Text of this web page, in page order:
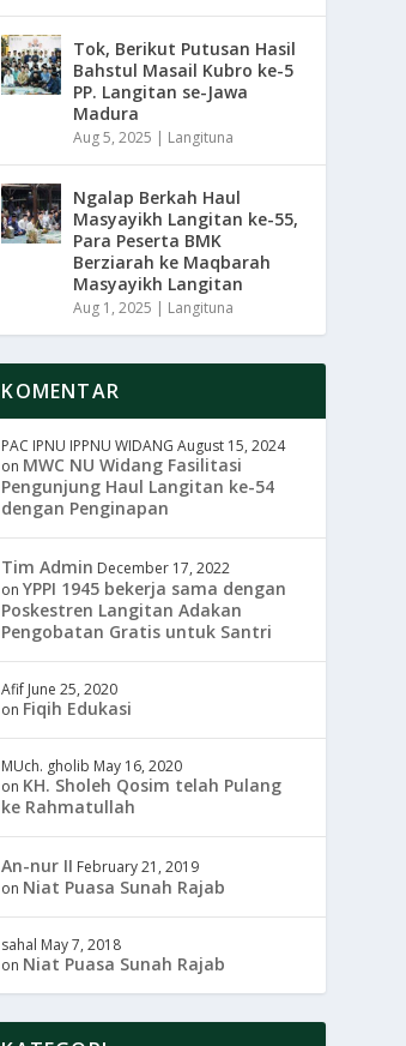
Tok, Berikut Putusan Hasil
Bahstul Masail Kubro ke-5
PP. Langitan se-Jawa
Madura
Aug 5, 2025 | Langituna
Ngalap Berkah Haul
Masyayikh Langitan ke-55,
Para Peserta BMK
Berziarah ke Maqbarah
Masyayikh Langitan
Aug 1, 2025 | Langituna
KOMENTAR
PAC IPNU IPPNU WIDANG August 15, 2024
on MWC NU Widang Fasilitasi
Pengunjung Haul Langitan ke-54
dengan Penginapan
Tim Admin December 17, 2022
onYPPI 1945 bekerja sama dengan
Poskestren Langitan Adakan
Pengobatan Gratis untuk Santri
Afif June 25, 2020
on Fiqih Edukasi
MUch. gholib May 16, 2020
on KH. Sholeh Qosim telah Pulang
ke Rahmatullah
An-nur II February 21, 2019
on Niat Puasa Sunah Rajab
sahal May 7, 2018
on Niat Puasa Sunah Rajab